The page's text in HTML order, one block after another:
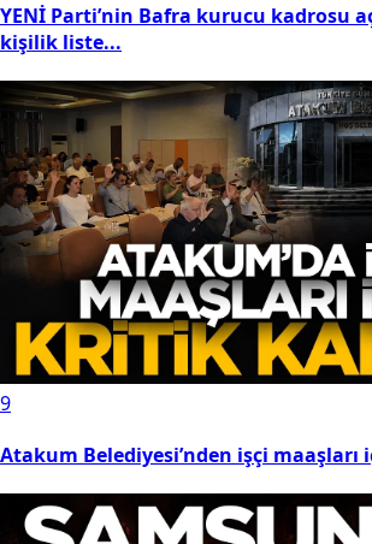
YENİ Parti’nin Bafra kurucu kadrosu
kişilik liste...
9
Atakum Belediyesi’nden işçi